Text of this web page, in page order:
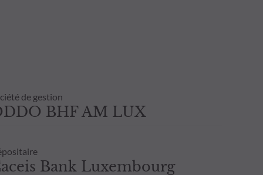
de gestion
BHF AM LUX
Bank Luxembourg
Il est donc recommandé